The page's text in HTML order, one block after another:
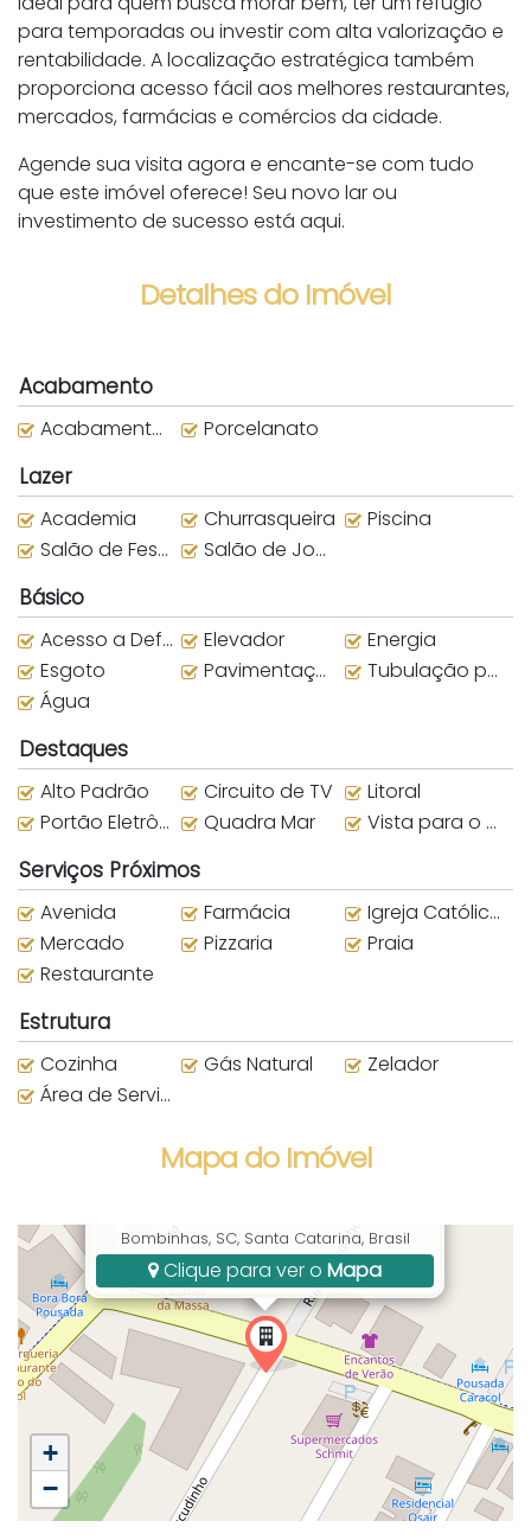
para temporadas ou investir com alta valorização e
rentabilidade. A localização estratégica também
proporciona acesso fácil aos melhores restaurantes,
mercados, farmácias e comércios da cidade.
Agende sua visita agora e encante-se com tudo
que este imóvel oferece! Seu novo lar ou
investimento de sucesso está aqui.
Detalhes do Imóvel
Acabamento
Acabamento em Gesso Porcelanato
Lazer
Academia Churrasqueira
Piscina
Salão de Festas
Salão de Jogos
Básico
Acesso a Deficientes Elevador
Energia
Esgoto
Pavimentação
Tubulação para água quente
Água
Destaques
Alto Padrão Circuito de TV
Litoral
Portão Eletrônico
Quadra Mar Vista para o Mar
Serviços Próximos
Avenida Farmácia
Igreja Católica
Mercado
Pizzaria
Praia
Restaurante
Estrutura
Cozinha Gás Natural
Zelador
Área de Serviço
Mapa do Imóvel
Bombinhas, SC, Santa Catarina, Brasil
Clique para ver o Mapa
+
−